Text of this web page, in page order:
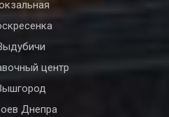
центр
Днепра